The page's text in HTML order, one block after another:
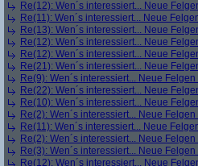
Re(12): Wen´s interessiert... Neue
Re(11): Wen´s interessiert... Neue
Re(13): Wen´s interessiert... Neue
Re(12): Wen´s interessiert... Neue
Re(12): Wen´s interessiert... Neue
Re(21): Wen´s interessiert... Neue
Re(9): Wen´s interessiert... Neue Felgen
Re(22): Wen´s interessiert... Neue
Re(10): Wen´s interessiert... Neue
Re(2): Wen´s interessiert... Neue Felgen
Re(11): Wen´s interessiert... Neue
Re(2): Wen´s interessiert... Neue Felgen
Re(3): Wen´s interessiert... Neue Felgen
Re(12): Wen´s interessiert... Neue